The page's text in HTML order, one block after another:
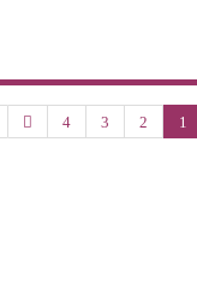
1
2
3
4